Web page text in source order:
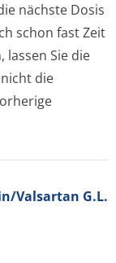
nächste Dosis
schon fast Zeit
lassen Sie die
die
Valsartan G.L.